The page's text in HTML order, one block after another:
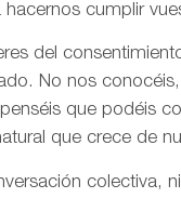
cumplir
del
No nos
que podéis
que crece de
colectiva,